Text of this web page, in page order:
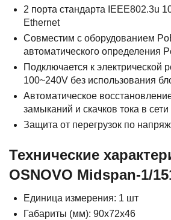
2 порта стандарта IEEE802.3u
Ethernet
Cовместим с оборудованием
автоматического определения
Подключается к электрической
100~240V без использования
Автоматическое
замыканий и скачков тока в сети
Защита от перегрузок по
Технические
OSNOVO Midspan-1/
Единица измерения: 1 шт
Габариты (мм): 90x72x46